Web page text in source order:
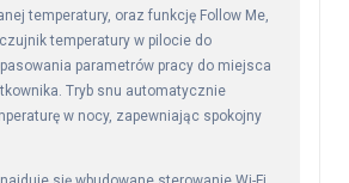
temperatury, oraz funkcję Follow Me,
temperatury w pilocie do
parametrów pracy do miejsca
Tryb snu automatycznie
w nocy, zapewniając spokojny